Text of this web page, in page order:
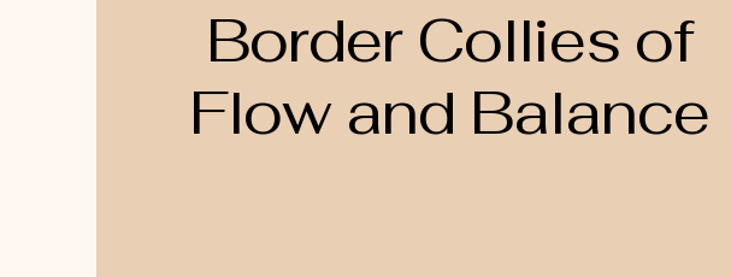
Border Collies of
Flow and Balance